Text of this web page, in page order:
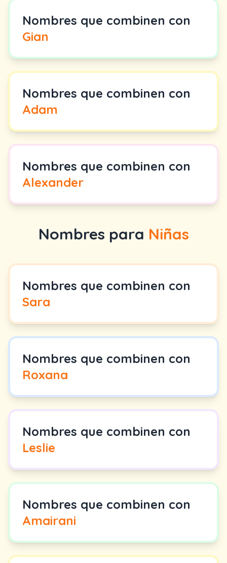
Nombres que combinen con
Gian
Nombres que combinen con
Adam
Nombres que combinen con
Alexander
Nombres para Niñas
Nombres que combinen con
Sara
Nombres que combinen con
Roxana
Nombres que combinen con
Leslie
Nombres que combinen con
Amairani